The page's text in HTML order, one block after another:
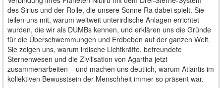
des Sirius und der Rolle, die unsere Sonne Ra dabei spielt. Sie
teilen uns mit, warum weltweit unterirdische Anlagen errichtet
wurden, die wir als DUMBs kennen, und erklären uns die Gründe
für die Überschwemmungen und Erdbeben auf der ganzen Welt.
Sie zeigen uns, warum irdische Lichtkräfte, befreundete
Sternenwesen und die Zivilisation von Agartha jetzt
zusammenarbeiten – und machen uns deutlich, warum Atlantis im
kollektiven Bewusstsein der Menschheit immer so präsent war.